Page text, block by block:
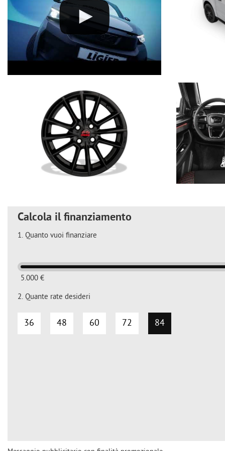
EQUIPAGGIAMENTI INCLUSI:
CLIMATIZZATORE >
Impiantostudiato ad-hoc in abbinamento al
elettronica, e
installato direttamente in fabbrica
, durante le fasi di
stagione calda, ma soprattutto non temeranno l’appannamento
maggior facilità di mantenere in modo preciso la traiettoria
dito: lo sforzo a veicolo fermo è costante sino a fine corsa ed è
parcheggio.
INTEGRAZIONE SMARTPHONE AVANZATA >
Avviare la navigazione
Telegram, effettuare una telefonata… grazie a
AppleCarPlay e
incompatibili con la guida, bloccate automaticamente): basta
oppure tramite l'assistente vocale, senza mai perdere di vista la
Calcola il finanziamento
1. Quanto vuoi finanziare
5.000 €
2. Quante rate desideri
36 48 60 72 84